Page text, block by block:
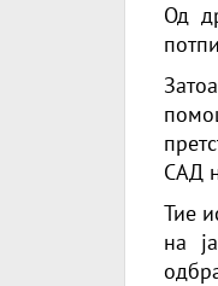
Од
САД
Тие
на